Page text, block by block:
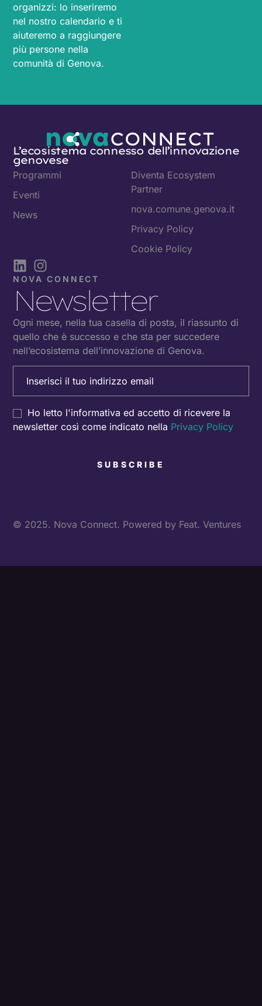
organizzi: lo inseriremo
nel nostro calendario e ti
aiuteremo a raggiungere
più persone nella
comunità di Genova.
L’ecosistema connesso dell’innovazione
genovese
Programmi
Eventi
News
Diventa Ecosystem
Partner
nova.comune.genova.it
Privacy Policy
Cookie Policy
NOVA CONNECT
Newsletter
Ogni mese, nella tua casella di posta, il riassunto di
quello che è successo e che sta per succedere
nell’ecosistema dell’innovazione di Genova.
(Obbligatorio)
Consenso
Ho letto l'informativa ed accetto di ricevere la
newsletter così come indicato nella Privacy Policy
© 2025. Nova Connect. Powered by Feat. Ventures